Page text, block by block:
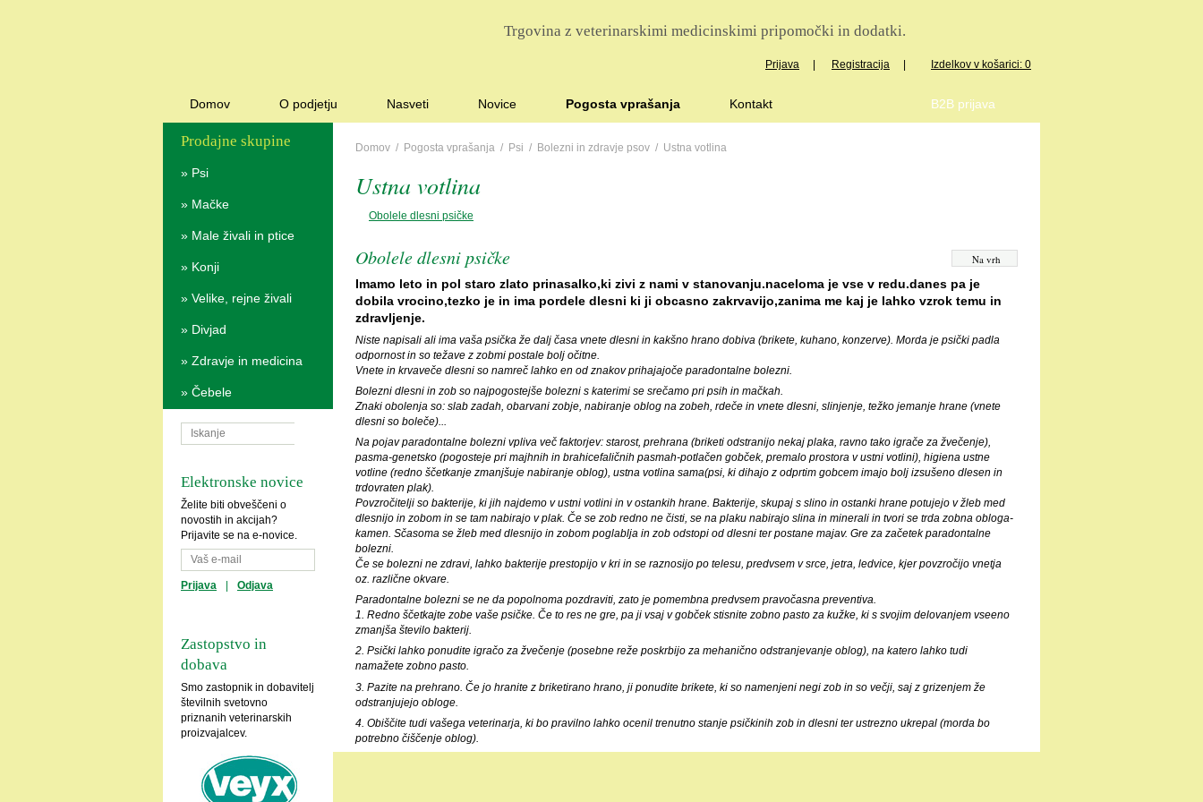
Trgovina z veterinarskimi medicinskimi pripomočki in dodatki.
Prijava Registracija Izdelkov v košarici: 0
Domov O podjetju Nasveti Novice Pogosta vprašanja Kontakt B2B prijava
Prodajne skupine
» Psi
» Mačke
» Male živali in ptice
» Konji
» Velike, rejne živali
» Divjad
» Zdravje in medicina
» Čebele
Elektronske novice
Želite biti obveščeni o
novostih in akcijah?
Prijavite se na e-novice.
Prijava Odjava
Zastopstvo in
dobava
Smo zastopnik in dobavitelj
številnih svetovno
priznanih veterinarskih
proizvajalcev.
Domov / Pogosta vprašanja / Psi / Bolezni in zdravje psov / Ustna votlina
Ustna votlina
Obolele dlesni psičke
Obolele dlesni psičke Na vrh
Imamo leto in pol staro zlato prinasalko,ki zivi z nami v stanovanju.naceloma je vse v redu.danes pa je
dobila vrocino,tezko je in ima pordele dlesni ki ji obcasno zakrvavijo,zanima me kaj je lahko vzrok temu in
zdravljenje.
Niste napisali ali ima vaša psička že dalj časa vnete dlesni in kakšno hrano dobiva (brikete, kuhano, konzerve). Morda je psički padla
odpornost in so težave z zobmi postale bolj očitne.
Vnete in krvaveče dlesni so namreč lahko en od znakov prihajajoče paradontalne bolezni.
Bolezni dlesni in zob so najpogostejše bolezni s katerimi se srečamo pri psih in mačkah.
Znaki obolenja so: slab zadah, obarvani zobje, nabiranje oblog na zobeh, rdeče in vnete dlesni, slinjenje, težko jemanje hrane (vnete
dlesni so boleče)...
Na pojav paradontalne bolezni vpliva več faktorjev: starost, prehrana (briketi odstranijo nekaj plaka, ravno tako igrače za žvečenje),
pasma-genetsko (pogosteje pri majhnih in brahicefaličnih pasmah-potlačen gobček, premalo prostora v ustni votlini), higiena ustne
votline (redno ščetkanje zmanjšuje nabiranje oblog), ustna votlina sama(psi, ki dihajo z odprtim gobcem imajo bolj izsušeno dlesen in
trdovraten plak).
Povzročitelji so bakterije, ki jih najdemo v ustni votlini in v ostankih hrane. Bakterije, skupaj s slino in ostanki hrane potujejo v žleb med
dlesnijo in zobom in se tam nabirajo v plak. Če se zob redno ne čisti, se na plaku nabirajo slina in minerali in tvori se trda zobna obloga-
kamen. Sčasoma se žleb med dlesnijo in zobom poglablja in zob odstopi od dlesni ter postane majav. Gre za začetek paradontalne
bolezni.
Če se bolezni ne zdravi, lahko bakterije prestopijo v kri in se raznosijo po telesu, predvsem v srce, jetra, ledvice, kjer povzročijo vnetja
oz. različne okvare.
Paradontalne bolezni se ne da popolnoma pozdraviti, zato je pomembna predvsem pravočasna preventiva.
1. Redno ščetkajte zobe vaše psičke. Če to res ne gre, pa ji vsaj v gobček stisnite zobno pasto za kužke, ki s svojim delovanjem vseeno
zmanjša število bakterij.
2. Psički lahko ponudite igračo za žvečenje (posebne reže poskrbijo za mehanično odstranjevanje oblog), na katero lahko tudi
namažete zobno pasto.
3. Pazite na prehrano. Če jo hranite z briketirano hrano, ji ponudite brikete, ki so namenjeni negi zob in so večji, saj z grizenjem že
odstranjujejo obloge.
4. Obiščite tudi vašega veterinarja, ki bo pravilno lahko ocenil trenutno stanje psičkinih zob in dlesni ter ustrezno ukrepal (morda bo
potrebno čiščenje oblog).